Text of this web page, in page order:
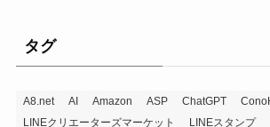
タグ
A8.net AI Amazon ASP ChatGPT
LINEクリエーターズマーケット
LINEスタンプ